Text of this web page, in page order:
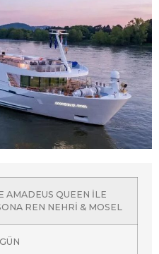
AMADEUS QUEEN İLE
REN NEHRİ & MOSEL